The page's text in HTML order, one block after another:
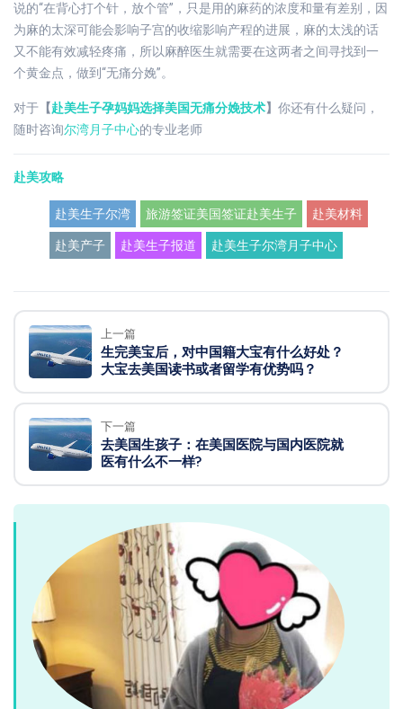
说的“在背心打个针，放个管”，只是用的麻药的浓度和量有差别，因
为麻的太深可能会影响子宫的收缩影响产程的进展，麻的太浅的话
又不能有效减轻疼痛，所以麻醉医生就需要在这两者之间寻找到一
个黄金点，做到“无痛分娩”。
对于 【赴美生子孕妈妈选择美国无痛分娩技术】 你还有什么疑问，
随时咨询尔湾月子中心的专业老师
赴美攻略
赴美生子尔湾 旅游签证美国签证赴美生子 赴美材料
赴美产子 赴美生子报道 赴美生子尔湾月子中心
上一篇
生完美宝后，对中国籍大宝有什么好处？
大宝去美国读书或者留学有优势吗？
下一篇
去美国生孩子：在美国医院与国内医院就
医有什么不一样?